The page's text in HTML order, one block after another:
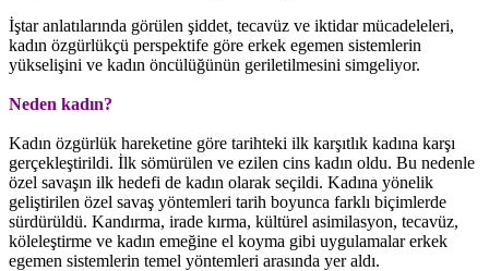
İştar anlatılarında görülen şiddet, tecavüz ve iktidar mücadeleleri,
kadın özgürlükçü perspektife göre erkek egemen sistemlerin
yükselişini ve kadın öncülüğünün geriletilmesini simgeliyor.
Neden kadın?
Kadın özgürlük hareketine göre tarihteki ilk karşıtlık kadına karşı
gerçekleştirildi. İlk sömürülen ve ezilen cins kadın oldu. Bu nedenle
özel savaşın ilk hedefi de kadın olarak seçildi. Kadına yönelik
geliştirilen özel savaş yöntemleri tarih boyunca farklı biçimlerde
sürdürüldü. Kandırma, irade kırma, kültürel asimilasyon, tecavüz,
köleleştirme ve kadın emeğine el koyma gibi uygulamalar erkek
egemen sistemlerin temel yöntemleri arasında yer aldı.